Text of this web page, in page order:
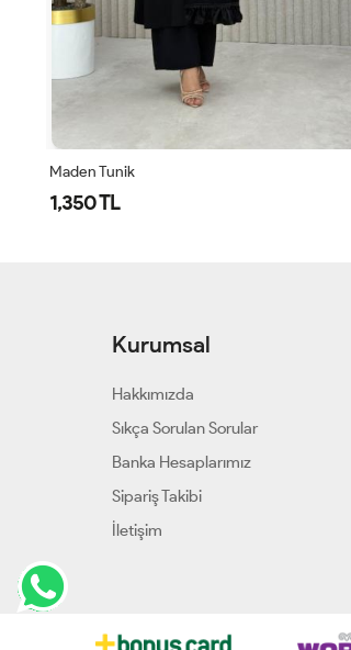
Maden Tunik
1,350 TL
Kurumsal
Hakkımızda
Sıkça Sorulan Sorular
Banka Hesaplarımız
Sipariş Takibi
İletişim